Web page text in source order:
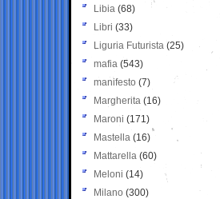
Libia (68)
Libri (33)
Liguria Futurista (25)
mafia (543)
manifesto (7)
Margherita (16)
Maroni (171)
Mastella (16)
Mattarella (60)
Meloni (14)
Milano (300)